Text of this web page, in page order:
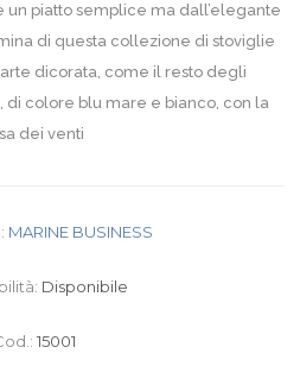
un piatto semplice ma dall’elegante
di questa collezione di stoviglie
dicorata, come il resto degli
colore blu mare e bianco, con la
dei venti
MARINE BUSINESS
Disponibile
15001